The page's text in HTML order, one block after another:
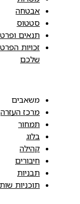
אבטחה
סטטוס
תנאים ופרטיות
זכויות הפרטיות
שלכם
משאבים
מרכז העזרה
תמחור
בלוג
קהילה
חיבורים
תבניות
תוכניות שותפים